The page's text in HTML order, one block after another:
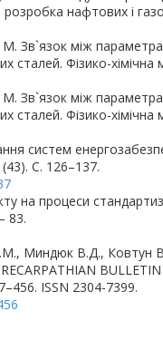
розробка нафтових і
Зв`язок між
сталей. Фізико-хімічна
Зв`язок між
сталей. Фізико-хімічна
систем
С. 126–137.
на процеси
83.
Миндюк В.Д., Ковтун
BULLETIN
ISSN 2304-7399.